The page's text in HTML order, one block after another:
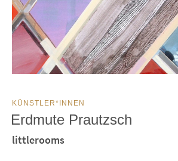
KÜNSTLER*INNEN
Erdmute Prautzsch
littlerooms